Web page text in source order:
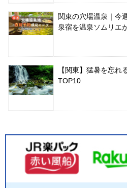
関東の穴場温泉｜今
泉宿を温泉ソムリエ
【関東】猛暑を忘れ
TOP10